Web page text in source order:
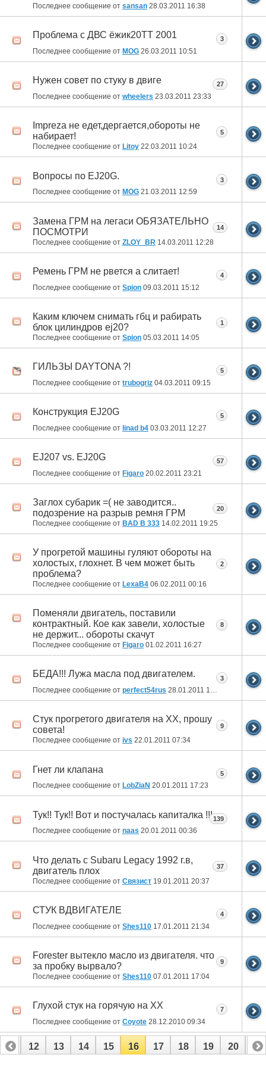
Последнее сообщение от sansan 28.03.2011 16:38
Проблема с ДВС ёжик20ТТ 2001
Последнее сообщение от MOG 26.03.2011 10:51
3
Нужен совет по стуку в двиге
Последнее сообщение от wheelers 23.03.2011 23:33
27
Impreza не едет,дергается,обороты не
набирает!
Последнее сообщение от Litoy 22.03.2011 10:24
5
Вопросы по EJ20G.
Последнее сообщение от MOG 21.03.2011 12:59
3
Замена ГРМ на легаси ОБЯЗАТЕЛЬНО
ПОСМОТРИ
Последнее сообщение от ZLOY_BR 14.03.2011 12:28
14
Ремень ГРМ не рвется а слитает!
Последнее сообщение от Spion 09.03.2011 15:12
4
Каким ключем снимать гбц и рабирать
блок цилиндров ej20?
Последнее сообщение от Spion 05.03.2011 14:05
1
ГИЛЬЗЫ DAYTONA ?!
Последнее сообщение от trubogriz 04.03.2011 09:15
5
Конструкция EJ20G
Последнее сообщение от linad b4 03.03.2011 12:27
5
EJ207 vs. EJ20G
Последнее сообщение от Figaro 20.02.2011 23:21
57
Заглох субарик =( не заводится..
подозрение на разрыв ремня ГРМ
Последнее сообщение от BAD B 333 14.02.2011 19:25
20
У прогретой машины гуляют обороты на
холостых, глохнет. В чем может быть
проблема?
Последнее сообщение от LexaB4 06.02.2011 00:16
2
Поменяли двигатель, поставили
контрактный. Кое как завели, холостые
не держит... обороты скачут
Последнее сообщение от Figaro 01.02.2011 16:27
8
БЕДА!!! Лужа масла под двигателем.
Последнее сообщение от perfect54rus 28.01.2011 15:44
3
Стук прогретого двигателя на ХХ, прошу
совета!
Последнее сообщение от ivs 22.01.2011 07:34
9
Гнет ли клапана
Последнее сообщение от LobZiaN 20.01.2011 17:23
5
Тук!! Тук!! Вот и постучалась капиталка !!!
Последнее сообщение от naas 20.01.2011 00:36
139
Что делать с Subaru Legacy 1992 г.в,
двигатель плох
Последнее сообщение от Связист 19.01.2011 20:37
37
СТУК ВДВИГАТЕЛЕ
Последнее сообщение от Shes110 17.01.2011 21:34
4
Forester вытекло масло из двигателя. что
за пробку вырвало?
Последнее сообщение от Shes110 07.01.2011 17:04
9
Глухой стук на горячую на ХХ
Последнее сообщение от Coyote 28.12.2010 09:34
7
11 12 13 14 15 16 17 18 19 20 21